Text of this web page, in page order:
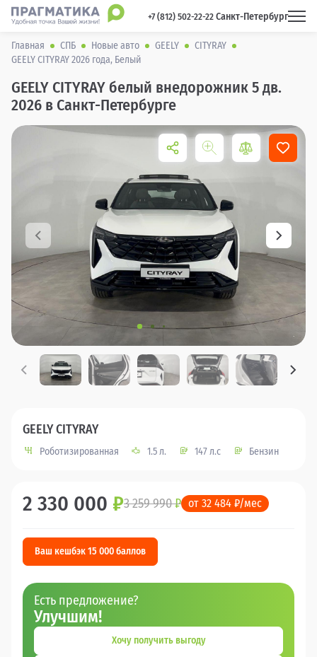
+7 (812) 502-22-22 Санкт-Петербург
Главная СПБ Новые авто GEELY
CITYRAY
GEELY CITYRAY 2026 года, Белый
GEELY CITYRAY белый внедорожник 5 дв.
2026 в Санкт-Петербурге
GEELY CITYRAY
Роботизированная 1.5 л. 147 л.с Бензин
2 330 000 ₽3 259 990₽ от 32 484 ₽/мес
Ваш кешбэк 15 000 баллов
Есть предложение?
Улучшим!
Хочу получить выгоду